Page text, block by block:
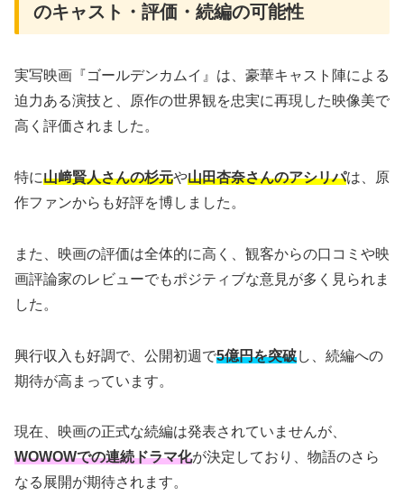
のキャスト・評価・続編の可能性
実写映画『ゴールデンカムイ』は、豪華キャスト陣による
迫力ある演技と、原作の世界観を忠実に再現した映像美で
高く評価されました。
特に山﨑賢人さんの杉元や山田杏奈さんのアシリパは、原
作ファンからも好評を博しました。
また、映画の評価は全体的に高く、観客からの口コミや映
画評論家のレビューでもポジティブな意見が多く見られま
した。
興行収入も好調で、公開初週で5億円を突破し、続編への
期待が高まっています。
現在、映画の正式な続編は発表されていませんが、
WOWOWでの連続ドラマ化が決定しており、物語のさら
なる展開が期待されます。